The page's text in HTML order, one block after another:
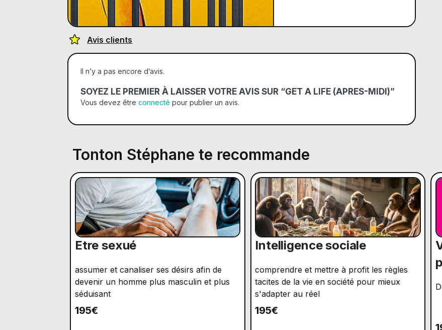
Avis clients
Il n’y a pas encore d’avis.
SOYEZ LE PREMIER À LAISSER VOTRE AVIS SUR “GET A LIFE (APRES-MIDI)”
Vous devez être connecté pour publier un avis.
Tonton Stéphane te recommande
Etre sexué
assumer et canaliser ses désirs afin de
devenir un homme plus masculin et plus
séduisant
195€
Intelligence sociale
comprendre et mettre à profit les règles
tacites de la vie en société pour mieux
s'adapter au réel
195€